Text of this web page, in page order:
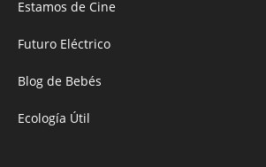
Estamos de Cine
Futuro Eléctrico
Blog de Bebés
Ecología Útil